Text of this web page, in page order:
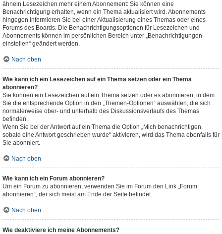
ähneln Lesezeichen mehr einem Abonnement: Sie können eine
Benachrichtigung erhalten, wenn ein Thema aktualisiert wird. Abonnements
hingegen informieren Sie bei einer Aktualisierung eines Themas oder eines
Forums des Boards. Die Benachrichtigungsoptionen für Lesezeichen und
Abonnements können im persönlichen Bereich unter „Benachrichtigungen
einstellen“ geändert werden.
Nach oben
Wie kann ich ein Lesezeichen auf ein Thema setzen oder ein Thema
abonnieren?
Sie können ein Lesezeichen auf ein Thema setzen oder es abonnieren, in dem
Sie die entsprechende Option in den „Themen-Optionen“ auswählen, die sich
normalerweise ober- und unterhalb des Diskussionsverlaufs des Themas
befinden.
Wenn Sie bei der Antwort auf ein Thema die Option „Mich benachrichtigen,
sobald eine Antwort geschrieben wurde“ aktivieren, wird das Thema ebenfalls für
Sie abonniert.
Nach oben
Wie kann ich ein Forum abonnieren?
Um ein Forum zu abonnieren, verwenden Sie im Forum den Link „Forum
abonnieren“, der sich meist am Ende der Seite befindet.
Nach oben
Wie deaktiviere ich meine Abonnements?